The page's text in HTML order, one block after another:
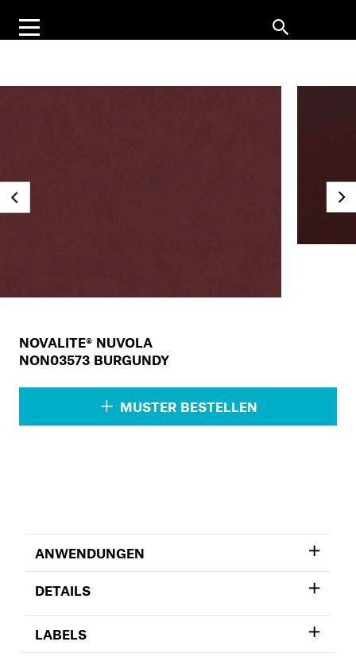
NOVALITE® NUVOLA
NON03573 BURGUNDY
MUSTER BESTELLEN
ANWENDUNGEN
DETAILS
LABELS